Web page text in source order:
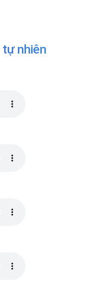
nhiên